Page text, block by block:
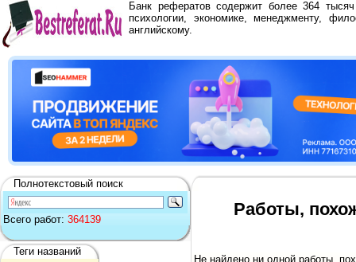
Банк рефератов содержит более 364
психологии, экономике, менеджменту,
английскому.
Полнотекстовый поиск
Всего работ: 364139
Теги названий
Работы,
Не найдено ни одной работы,